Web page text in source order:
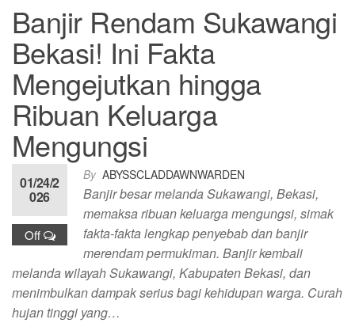
Banjir Rendam Sukawangi
Bekasi! Ini Fakta
Mengejutkan hingga
Ribuan Keluarga
Mengungsi
By ABYSSCLADDAWNWARDEN
01/24/2
026
Off
Banjir besar melanda Sukawangi, Bekasi,
memaksa ribuan keluarga mengungsi, simak
fakta-fakta lengkap penyebab dan banjir
merendam permukiman. Banjir kembali
melanda wilayah Sukawangi, Kabupaten Bekasi, dan
menimbulkan dampak serius bagi kehidupan warga. Curah
hujan tinggi yang…